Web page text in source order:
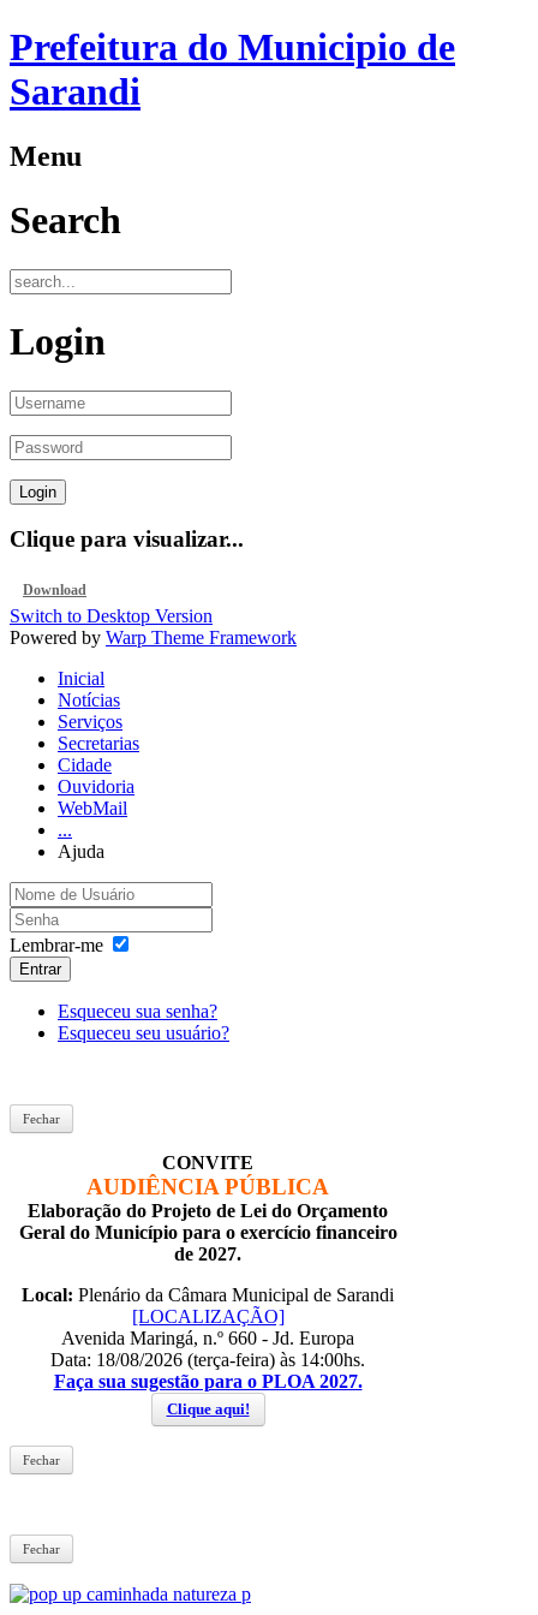
Prefeitura do Municipio de
Sarandi
Menu
Search
Login
Clique para visualizar...
Download
Switch to Desktop Version
Powered by Warp Theme Framework
Inicial
Notícias
Serviços
Secretarias
Cidade
Ouvidoria
WebMail
...
Ajuda
Lembrar-me
Entrar
Esqueceu sua senha?
Esqueceu seu usuário?
Fechar
CONVITE
AUDIÊNCIA PÚBLICA
Elaboração do Projeto de Lei do Orçamento
Geral do Município para o exercício financeiro
de 2027.
Local: Plenário da Câmara Municipal de Sarandi
[LOCALIZAÇÃO]
Avenida Maringá, n.º 660 - Jd. Europa
Data: 18/08/2026 (terça-feira) às 14:00hs.
Faça sua sugestão para o PLOA 2027.
Clique aqui!
Fechar
Fechar